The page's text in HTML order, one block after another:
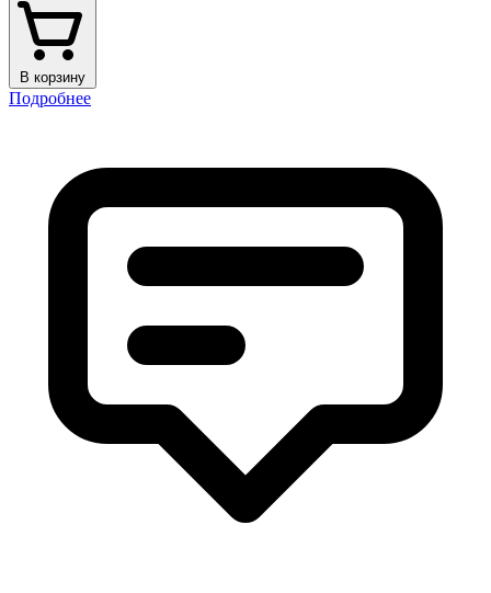
В корзину
Подробнее